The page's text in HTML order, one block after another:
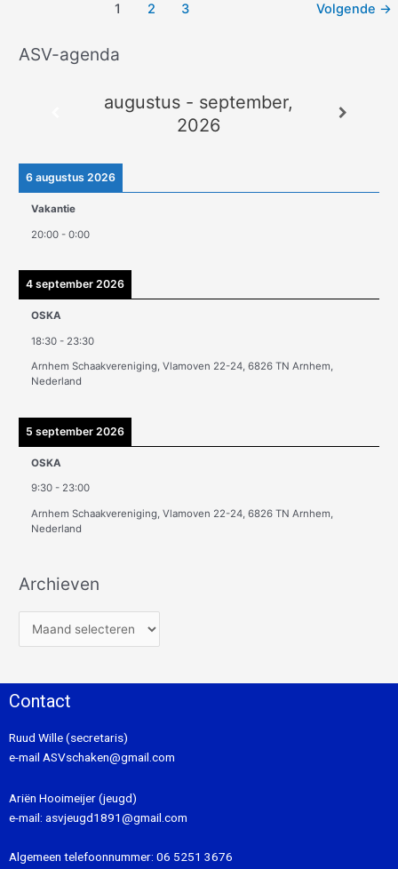
1 2 3 Volgende →
ASV-agenda
augustus - september,
2026
6 augustus 2026
Vakantie
20:00 -0:00
4 september 2026
OSKA
18:30 - 23:30
Arnhem Schaakvereniging, Vlamoven 22-24, 6826 TN Arnhem,
Nederland
5 september 2026
OSKA
9:30 - 23:00
Arnhem Schaakvereniging, Vlamoven 22-24, 6826 TN Arnhem,
Nederland
Archieven
A
Contact
Ruud Wille (secretaris)
e-mail ASVschaken@gmail.com
Ariën Hooimeijer (jeugd)
e-mail: asvjeugd1891@gmail.com
Algemeen telefoonnummer: 06 5251 3676